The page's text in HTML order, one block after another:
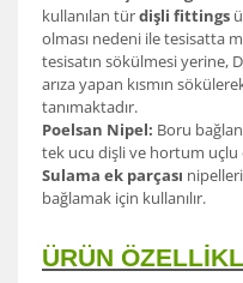
kullanılan türdişli fittings
olması nedeni ile tesisatta
tesisatın sökülmesi yerine,
arıza yapan kısmın
tanımaktadır.
Poelsan Nipel: Boru
tek ucu dişli ve hortum uçlu
Sulama ek parçası
bağlamak için kullanılır.
ÜRÜN